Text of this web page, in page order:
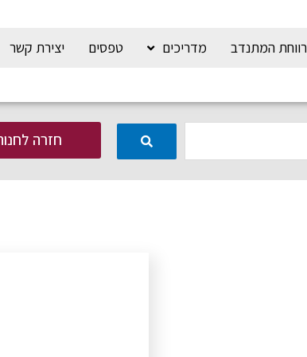
רווחת המתנדב מדריכים טפסים יצירת קשר
חזרה